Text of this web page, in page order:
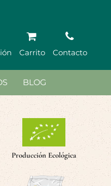
Carrito Contacto
BLOG
Producción Ecológica